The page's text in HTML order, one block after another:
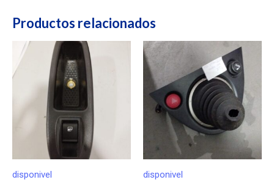
Productos relacionados
disponivel disponivel